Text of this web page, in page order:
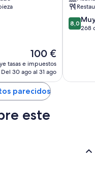
El
precio
actual
de
100 €
100 €
tasas e impuestos
Del 30 ago al 31 ago
8.0
sobre
8,0
268
parecidos
este